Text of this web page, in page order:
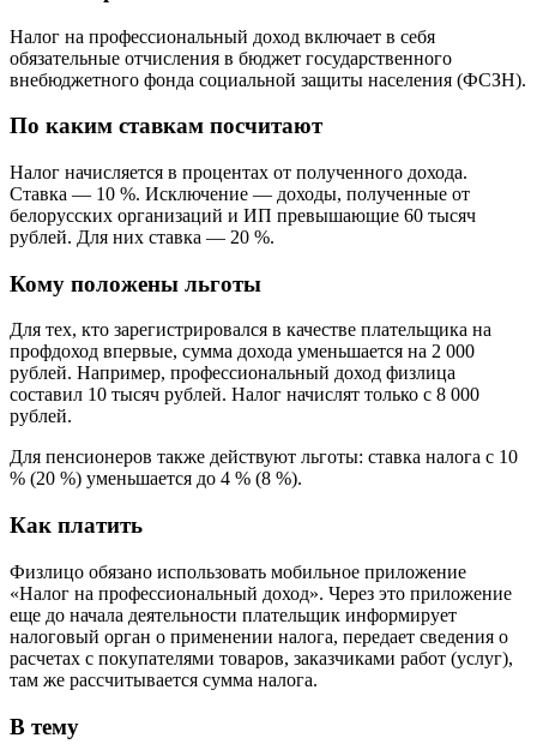
Налог на профессиональный доход включает в себя
обязательные отчисления в бюджет государственного
внебюджетного фонда социальной защиты населения (ФСЗН).
По каким ставкам посчитают
Налог начисляется в процентах от полученного дохода.
Ставка — 10 %. Исключение — доходы, полученные от
белорусских организаций и ИП превышающие 60 тысяч
рублей. Для них ставка — 20 %.
Кому положены льготы
Для тех, кто зарегистрировался в качестве плательщика на
профдоход впервые, сумма дохода уменьшается на 2 000
рублей. Например, профессиональный доход физлица
составил 10 тысяч рублей. Налог начислят только с 8 000
рублей.
Для пенсионеров также действуют льготы: ставка налога с 10
% (20 %) уменьшается до 4 % (8 %).
Как платить
Физлицо обязано использовать мобильное приложение
«Налог на профессиональный доход». Через это приложение
еще до начала деятельности плательщик информирует
налоговый орган о применении налога, передает сведения о
расчетах с покупателями товаров, заказчиками работ (услуг),
там же рассчитывается сумма налога.
В тему